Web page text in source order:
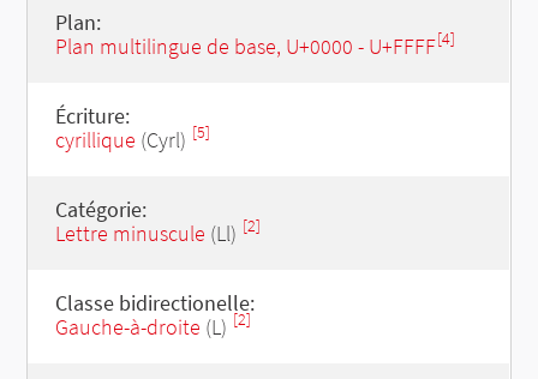
Plan:
Plan multilingue de base, U+0000 - U+FFFF[4]
Écriture:
cyrillique (Cyrl) [5]
Catégorie:
Lettre minuscule (Ll) [2]
Classe bidirectionelle:
Gauche-à-droite (L) [2]